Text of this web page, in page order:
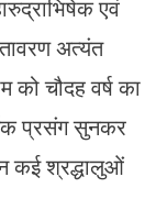
एवं
अत्यंत
को चौदह वर्ष का
प्रसंग सुनकर
कई श्रद्धालुओं